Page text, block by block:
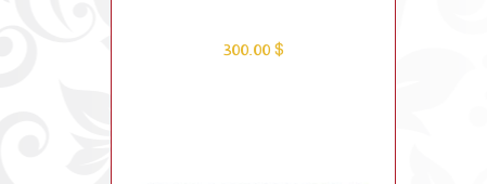
$ 300.00